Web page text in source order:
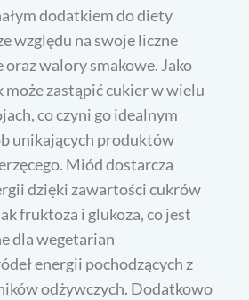
dodatkiem do diety
względu na swoje liczne
walory smakowe. Jako
może zastąpić cukier w wielu
co czyni go idealnym
unikających produktów
Miód dostarcza
dzięki zawartości cukrów
fruktoza i glukoza, co jest
dla wegetarian
energii pochodzących z
odżywczych. Dodatkowo